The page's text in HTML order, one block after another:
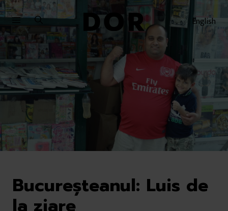
Sari
la
meniu
Sari
la
conținut
English
Bucureşteanul: Luis de
la ziare